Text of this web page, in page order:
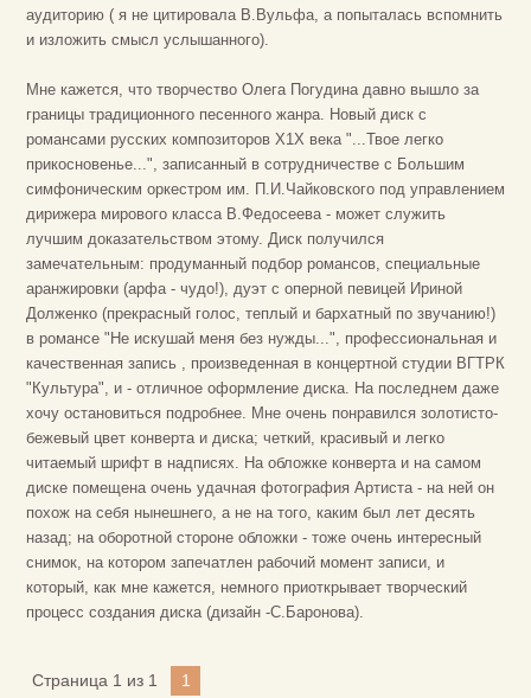
аудиторию ( я не цитировала В.Вульфа, а попыталась вспомнить
и изложить смысл услышанного).
Мне кажется, что творчество Олега Погудина давно вышло за
границы традиционного песенного жанра. Новый диск с
романсами русских композиторов Х1Х века "...Твое легко
прикосновенье...", записанный в сотрудничестве с Большим
симфоническим оркестром им. П.И.Чайковского под управлением
дирижера мирового класса В.Федосеева - может служить
лучшим доказательством этому. Диск получился
замечательным: продуманный подбор романсов, специальные
аранжировки (арфа - чудо!), дуэт с оперной певицей Ириной
Долженко (прекрасный голос, теплый и бархатный по звучанию!)
в романсе "Не искушай меня без нужды...", профессиональная и
качественная запись , произведенная в концертной студии ВГТРК
"Культура", и - отличное оформление диска. На последнем даже
хочу остановиться подробнее. Мне очень понравился золотисто-
бежевый цвет конверта и диска; четкий, красивый и легко
читаемый шрифт в надписях. На обложке конверта и на самом
диске помещена очень удачная фотография Артиста - на ней он
похож на себя нынешнего, а не на того, каким был лет десять
назад; на оборотной стороне обложки - тоже очень интересный
снимок, на котором запечатлен рабочий момент записи, и
который, как мне кажется, немного приоткрывает творческий
процесс создания диска (дизайн -С.Баронова).
Страница 1 из 1 1